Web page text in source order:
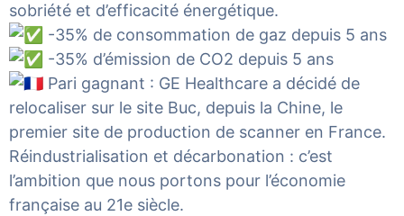
sobriété et d’efficacité énergétique.
-35% de consommation de gaz depuis 5 ans
-35% d’émission de CO2 depuis 5 ans
Pari gagnant : GE Healthcare a décidé de
relocaliser sur le site Buc, depuis la Chine, le
premier site de production de scanner en France.
Réindustrialisation et décarbonation : c’est
l’ambition que nous portons pour l’économie
française au 21e siècle.